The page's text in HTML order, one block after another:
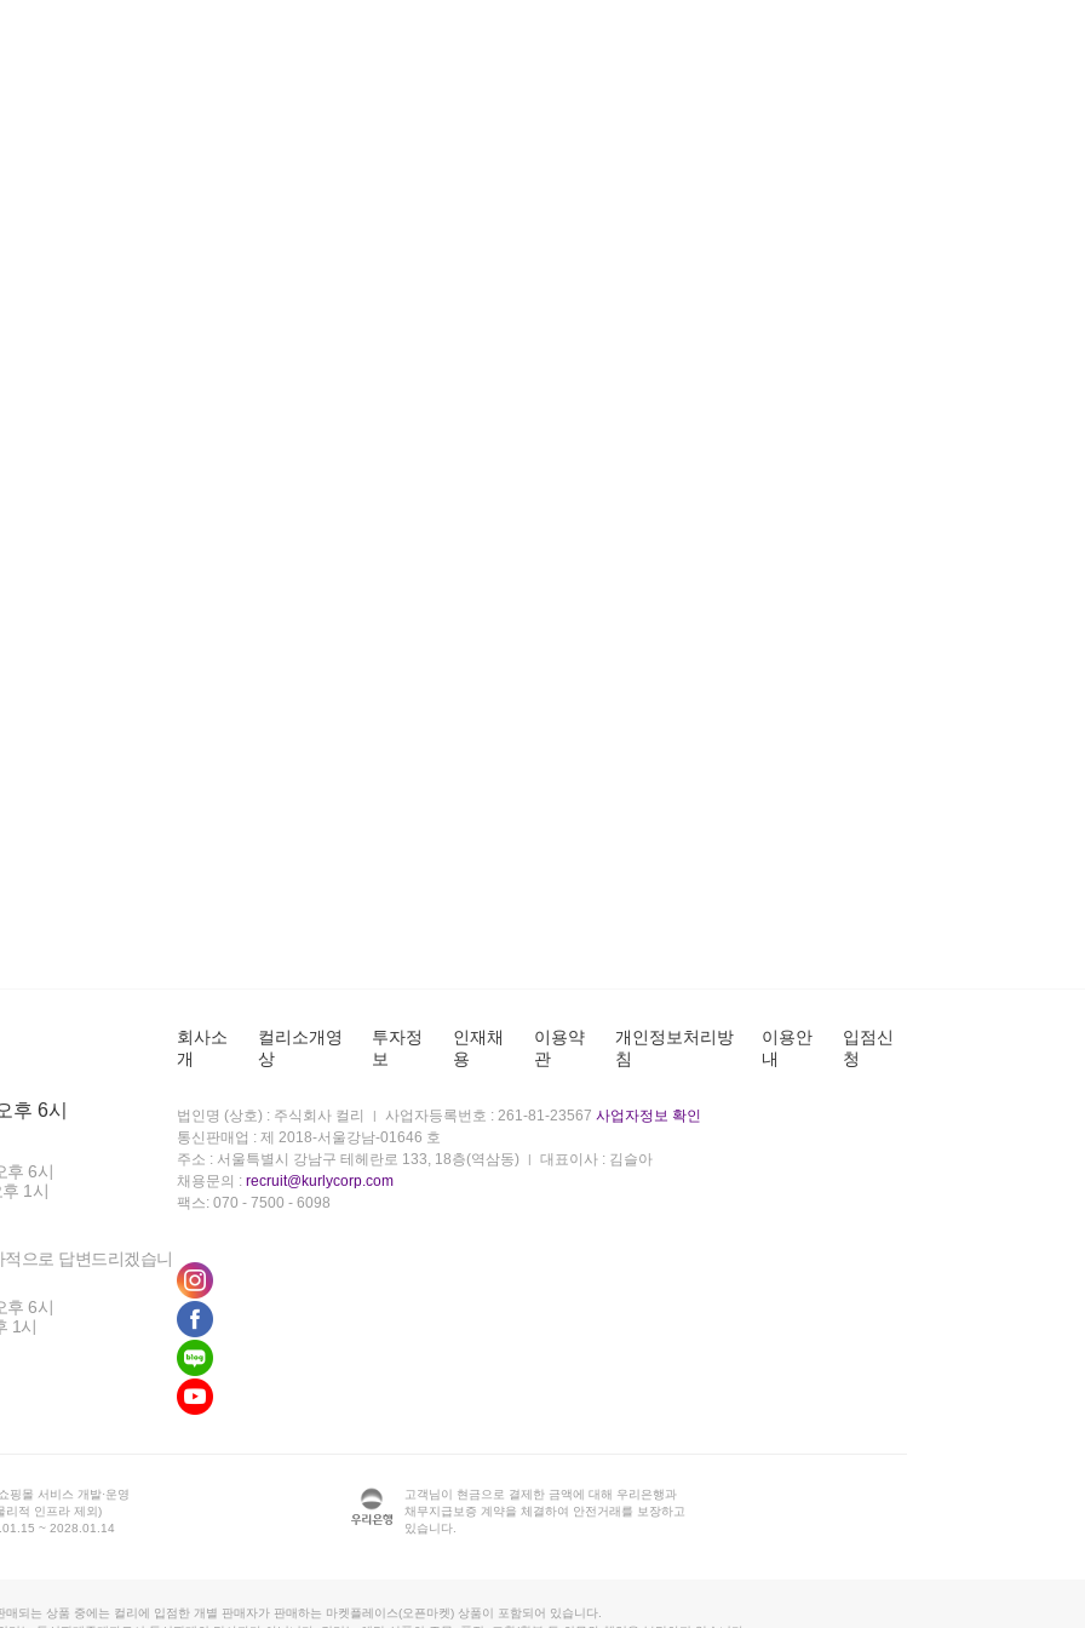
후 6시
후 6시
1시
으로 답변드리겠습니
후 6시
1시
회사소
개
컬리소개영
상
투자정
보
인재채
용
이용약
관
개인정보처리방
침
이용안
내
입점신
청
법인명 (상호) : 주식회사 컬리 사업자등록번호 : 261-81-23567 사업자정보 확인
통신판매업 : 제 2018-서울강남-01646 호
주소 : 서울특별시 강남구 테헤란로 133, 18층(역삼동)
대표이사 : 김슬아
채용문의 : recruit@kurlycorp.com
팩스: 070 - 7500 - 6098
핑몰 서비스 개발·운영
리적 인프라 제외)
~ 2028.01.14
고객님이 현금으로 결제한 금액에 대해 우리은행과
채무지급보증 계약을 체결하여 안전거래를 보장하고
있습니다.
매되는 상품 중에는 컬리에 입점한 개별 판매자가 판매하는 마켓플레이스(오픈마켓) 상품이 포함되어 있습니다.